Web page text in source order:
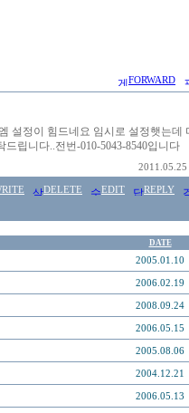
FORWARD
설정이 힘드네요 임시로 설정햇는데
립니다..전번-010-5043-8540입니다
2011.05.25
DELETE EDIT REPLY
DATE
2005.01.10
2006.02.19
2008.09.24
2006.05.15
2005.08.06
2004.12.21
2006.05.13